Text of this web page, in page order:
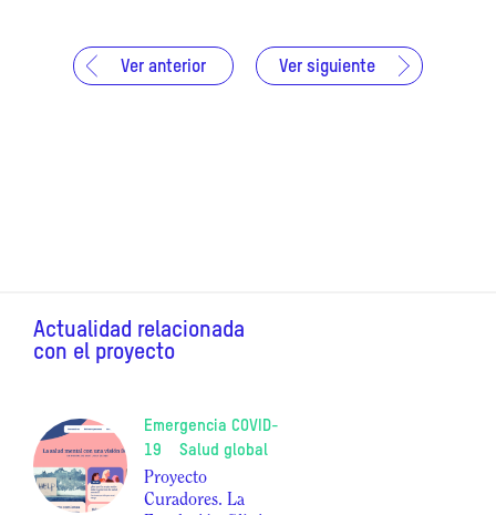
Ver anterior Ver siguiente
Actualidad relacionada
con el proyecto
Emergencia COVID-
19
Salud global
Proyecto
Curadores. La